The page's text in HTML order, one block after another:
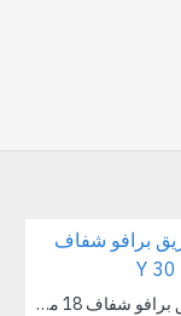
دزينة لزيق برافو شفاف 18 ملم × 30 Y